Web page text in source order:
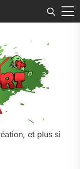
et plus si